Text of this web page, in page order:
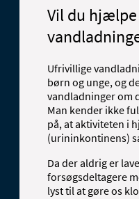
Vil du
Ufrivillige
børn og unge, og
vandladninger om
Man kender ikke
på, at aktiviteten i
(urininkontinens)
Da der aldrig er
forsøgsdeltagere
lyst til at gøre os